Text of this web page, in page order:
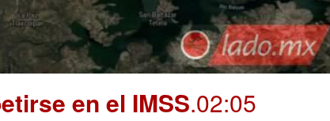
en el IMSS.02:05